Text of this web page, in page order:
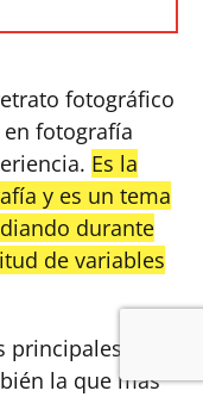
fotográfico
fotografía
Es la
y es un tema
durante
de variables
de
la que más